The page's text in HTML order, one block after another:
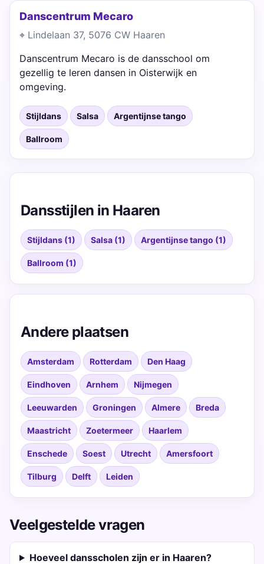
Danscentrum Mecaro
Lindelaan 37, 5076 CW Haaren
Danscentrum Mecaro is de dansschool om
gezellig te leren dansen in Oisterwijk en
omgeving.
Stijldans Salsa Argentijnse tango
Ballroom
Dansstijlen in Haaren
Stijldans (1) Salsa (1) Argentijnse tango (1)
Ballroom (1)
Andere plaatsen
Amsterdam Rotterdam Den Haag
Eindhoven Arnhem Nijmegen
Leeuwarden Groningen Almere Breda
Maastricht Zoetermeer Haarlem
Enschede Soest Utrecht Amersfoort
Tilburg Delft Leiden
Veelgestelde vragen
Hoeveel dansscholen zijn er in Haaren?